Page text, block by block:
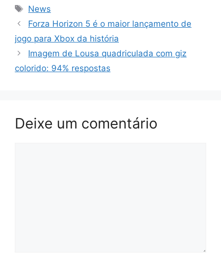
Tags
News
Forza Horizon 5 é o maior lançamento de
jogo para Xbox da história
Imagem de Lousa quadriculada com giz
colorido: 94% respostas
Deixe um comentário